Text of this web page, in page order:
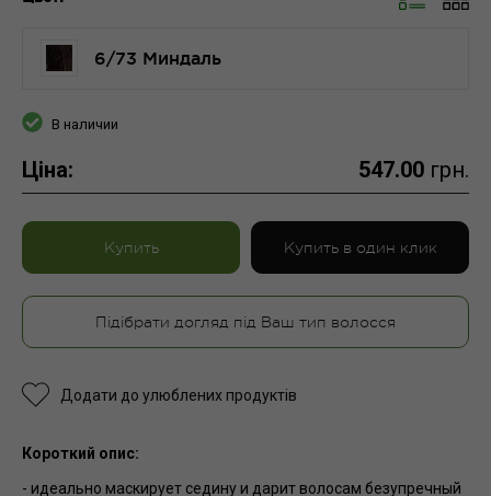
6/73 Миндаль
В наличии
Ціна: 547.00 грн.
Купить Купить в один клик
Підібрати догляд під Ваш тип волосся
Додати до улюблених продуктів
Короткий опис:
- идеально маскирует седину и дарит волосам безупречный